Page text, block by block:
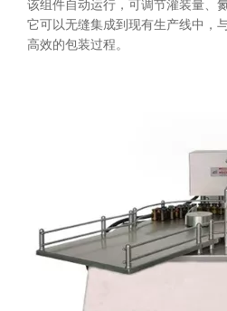
该组件自动运行，可调节灌装量、
它可以无缝集成到现有生产线中，
高效的包装过程。